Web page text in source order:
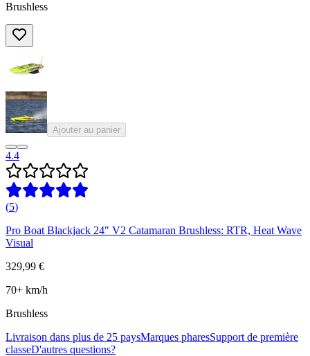
Brushless
Ajouter au panier
4.4
(5)
Pro Boat Blackjack 24" V2 Catamaran Brushless: RTR, Heat Wave
Visual
329,99 €
70+ km/h
Brushless
Livraison dans plus de 25 paysMarques pharesSupport de première
classeD'autres questions?